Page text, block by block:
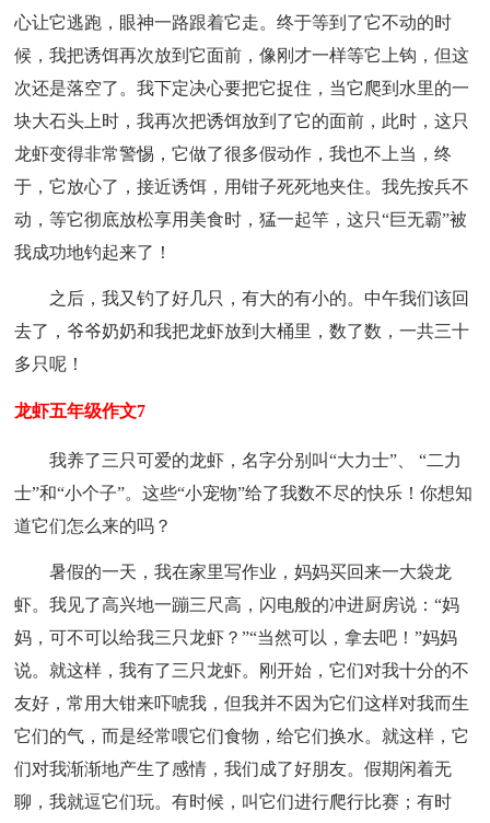
心让它逃跑，眼神一路跟着它走。终于等到了它不动的时
候，我把诱饵再次放到它面前，像刚才一样等它上钩，但这
次还是落空了。我下定决心要把它捉住，当它爬到水里的一
块大石头上时，我再次把诱饵放到了它的面前，此时，这只
龙虾变得非常警惕，它做了很多假动作，我也不上当，终
于，它放心了，接近诱饵，用钳子死死地夹住。我先按兵不
动，等它彻底放松享用美食时，猛一起竿，这只“巨无霸”被
我成功地钓起来了！
之后，我又钓了好几只，有大的有小的。中午我们该回
去了，爷爷奶奶和我把龙虾放到大桶里，数了数，一共三十
多只呢！
龙虾五年级作文7
我养了三只可爱的龙虾，名字分别叫“大力士”、 “二力
士”和“小个子”。这些“小宠物”给了我数不尽的快乐！你想知
道它们怎么来的吗？
暑假的一天，我在家里写作业，妈妈买回来一大袋龙
虾。我见了高兴地一蹦三尺高，闪电般的冲进厨房说：“妈
妈，可不可以给我三只龙虾？”“当然可以，拿去吧！”妈妈
说。就这样，我有了三只龙虾。刚开始，它们对我十分的不
友好，常用大钳来吓唬我，但我并不因为它们这样对我而生
它们的气，而是经常喂它们食物，给它们换水。就这样，它
们对我渐渐地产生了感情，我们成了好朋友。假期闲着无
聊，我就逗它们玩。有时候，叫它们进行爬行比赛；有时